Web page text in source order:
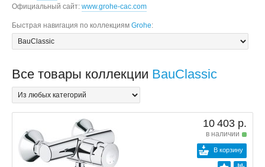
Официальный сайт: www.grohe-cac.com
Быстрая навигация по коллекциям Grohe:
Все товары коллекции BauClassic
10 403 р.
в наличии
В корзину